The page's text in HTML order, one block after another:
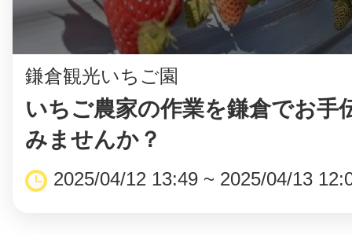
鎌倉観光いちご園
いちご農家の作業を鎌倉でお手
みませんか？
2025/04/12 13:49 ~ 2025/04/13